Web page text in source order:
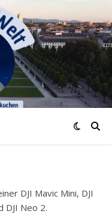
DJI Mavic Mini, DJI
DJI Neo 2.